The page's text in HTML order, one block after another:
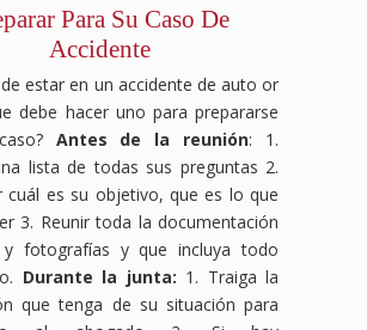
Para Su Caso De
Accidente
estar en un accidente de auto or
debe hacer uno para prepararse
Antes de la reunión: 1.
lista de todas sus preguntas 2.
cuál es su objetivo, que es lo que
3. Reunir toda la documentación
y fotografías y que incluya todo
Durante la junta: 1. Traiga la
que tenga de su situación para